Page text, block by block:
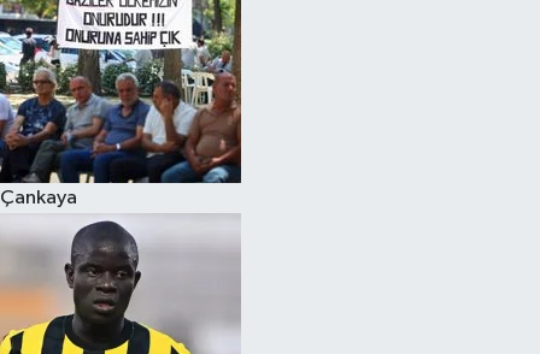
Çankaya